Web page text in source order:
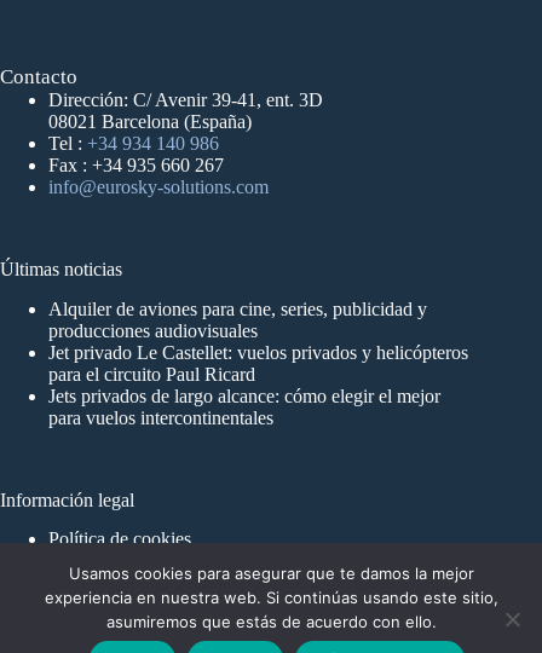
Contacto
Dirección: C/ Avenir 39-41, ent. 3D
08021 Barcelona (España)
Tel : +34 934 140 986
Fax : +34 935 660 267
info@eurosky-solutions.com
Últimas noticias
Alquiler de aviones para cine, series, publicidad y
producciones audiovisuales
Jet privado Le Castellet: vuelos privados y helicópteros
para el circuito Paul Ricard
Jets privados de largo alcance: cómo elegir el mejor
para vuelos intercontinentales
Información legal
Política de cookies
Usamos cookies para asegurar que te damos la mejor
experiencia en nuestra web. Si continúas usando este sitio,
asumiremos que estás de acuerdo con ello.